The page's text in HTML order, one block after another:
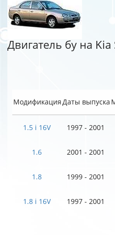
Двигатель бу на Kia
МодификацияДаты выпуска
1.5 i 16V 1997 - 2001
1.6 2001 - 2001
1.8 1999 - 2001
1.8 i 16V 1997 - 2001